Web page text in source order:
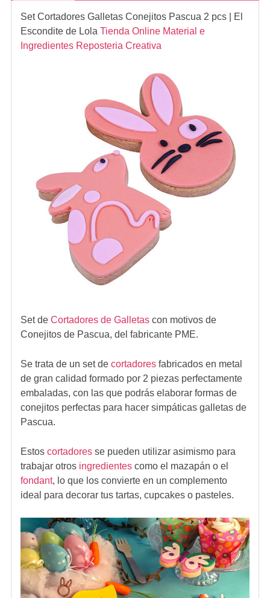
Set Cortadores Galletas Conejitos Pascua 2 pcs| El
Escondite de Lola Tienda Online Material e
Ingredientes Reposteria Creativa
Set de Cortadores de Galletascon motivos de
Conejitos de Pascua, del fabricante PME.
Se trata de un set de cortadoresfabricados en metal
de gran calidad formado por 2 piezas perfectamente
embaladas, con las que podrás elaborar formas de
conejitos perfectas para hacer simpáticas galletas de
Pascua.
Estos cortadoresse pueden utilizar asimismo para
trabajar otros ingredientescomo el mazapán o el
fondant, lo que los convierte en un complemento
ideal para decorar tus tartas, cupcakes o pasteles.